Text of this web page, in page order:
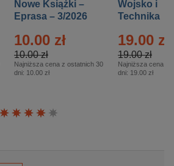
Nowe Książki –
Eprasa – 3/2026
10.00 zł
10.00 zł
Najniższa cena z ostatnich 30
dni: 10.00 zł
Wojsko i
Technika
– 2/2026
19.00 zł
19.00 zł
Najniższa cena z
dni: 19.00 zł
Ocena: